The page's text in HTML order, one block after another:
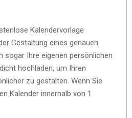
Kalendervorlage
Gestaltung eines genauen
sogar Ihre eigenen persönlichen
hochladen, um Ihren
zu gestalten. Wenn Sie
Kalender innerhalb von 1